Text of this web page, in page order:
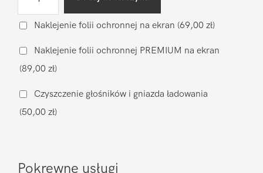
mikrofonu
iPhone
4S
Naklejenie folii ochronnej na ekran (69,00 zł)
Naklejenie folii ochronnej PREMIUM na ekran
(89,00 zł)
Czyszczenie głośników i gniazda ładowania
(50,00 zł)
Pokrewne usługi